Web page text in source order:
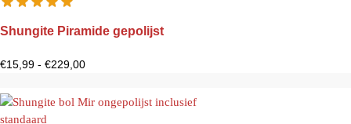
Shungite Piramide gepolijst
€15,99 - €229,00